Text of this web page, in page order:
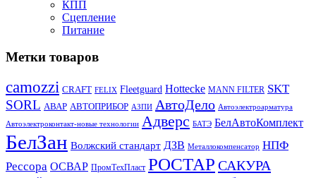
КПП
Сцепление
Питание
Метки товаров
camozzi CRAFT FELIX Fleetguard Hottecke MANN FILTER SKT
SORL АВАР АВТОПРИБОР АЗПИ АвтоДело Автоэлектроарматура
Автоэлектроконтакт-новые технологии Адверс БАТЭ БелАвтоКомплект
БелЗан Волжский стандарт ДЗВ Металлокомпенсатор НПФ
Рессора ОСВАР ПромТехПласт РОСТАР САКУРА